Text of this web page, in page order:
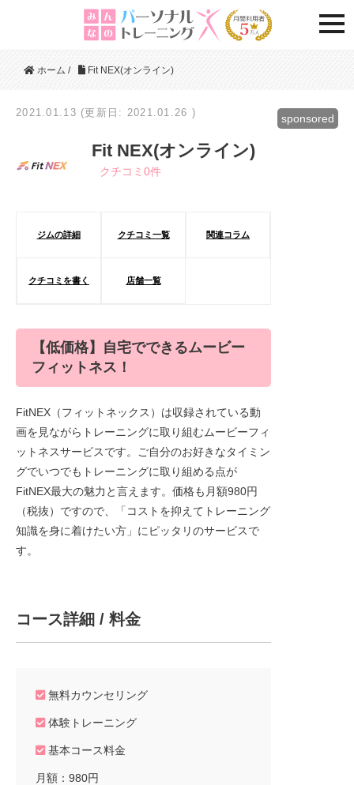
ホーム / Fit NEX(オンライン)
sponsored
2021.01.13 (更新日: 2021.01.26 )
Fit NEX(オンライン)
クチコミ0件
ジムの詳細 クチコミ一覧 関連コラム
クチコミを書く 店舗一覧
【低価格】自宅でできるムービー
フィットネス！
FitNEX（フィットネックス）は収録されている動
画を見ながらトレーニングに取り組むムービーフィ
ットネスサービスです。ご自分のお好きなタイミン
グでいつでもトレーニングに取り組める点が
FitNEX最大の魅力と言えます。価格も月額980円
（税抜）ですので、「コストを抑えてトレーニング
知識を身に着けたい方」にピッタリのサービスで
す。
コース詳細 / 料金
無料カウンセリング
体験トレーニング
基本コース料金
月額：980円